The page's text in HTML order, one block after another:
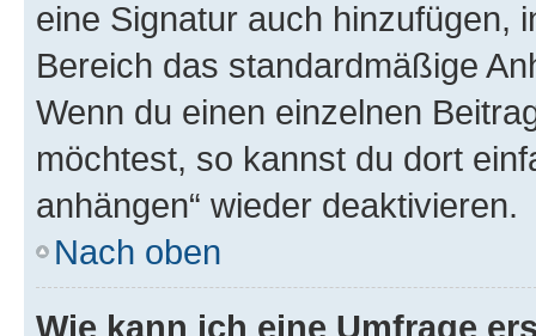
eine Signatur auch hinzufügen,
Bereich das standardmäßige
Wenn du einen einzelnen
möchtest, so kannst du dort
anhängen“ wieder deaktivieren.
Nach oben
Wie kann ich eine Umfrage